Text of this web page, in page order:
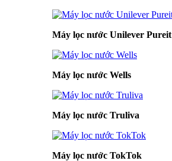
Máy lọc nước Unilever Pureit
Máy lọc nước Wells
Máy lọc nước Truliva
Máy lọc nước TokTok